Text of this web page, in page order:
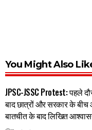
You Might Also
JPSC-JSSC Protest: पहले
बाद छात्रों और सरकार के
बातचीत के बाद लिखित